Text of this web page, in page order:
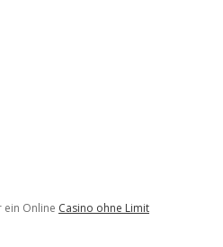
ein Online Casino ohne Limit